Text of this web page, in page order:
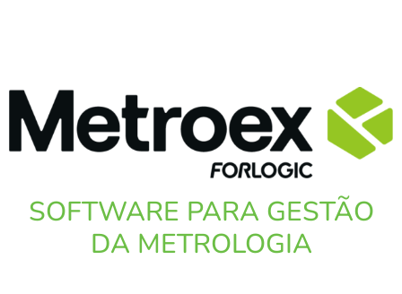
SOFTWARE PARA GESTÃO
DA METROLOGIA